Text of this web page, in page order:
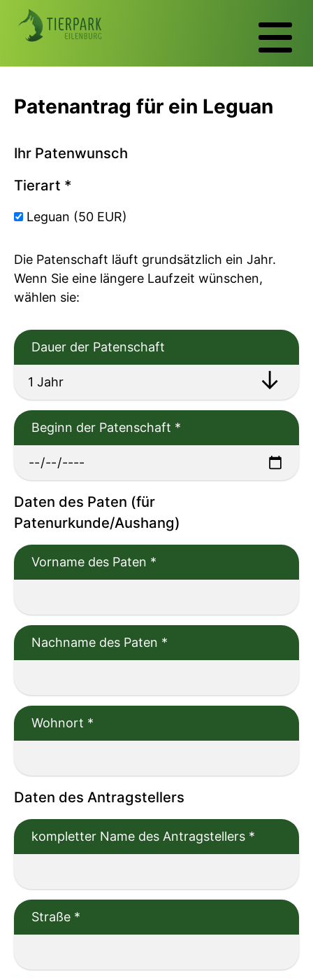
Patenantrag für ein Leguan
Ihr Patenwunsch
Tierart *
Leguan (50 EUR)
Die Patenschaft läuft grundsätzlich ein Jahr.
Wenn Sie eine längere Laufzeit wünschen,
wählen sie:
Dauer der Patenschaft
Beginn der Patenschaft *
Daten des Paten (für
Patenurkunde/Aushang)
Vorname des Paten *
Nachname des Paten *
Wohnort *
Daten des Antragstellers
kompletter Name des Antragstellers *
Straße *